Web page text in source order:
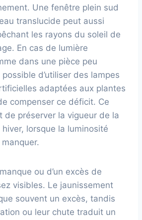
Une fenêtre plein sud
translucide peut aussi
les rayons du soleil de
En cas de lumière
dans une pièce peu
d’utiliser des lampes
adaptées aux plantes
compenser ce déficit. Ce
de préserver la vigueur de la
lorsque la luminosité
ou d’un excès de
visibles. Le jaunissement
souvent un excès, tandis
ou leur chute traduit un